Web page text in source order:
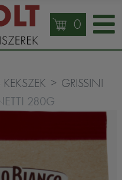
0
GRISSINI
280G